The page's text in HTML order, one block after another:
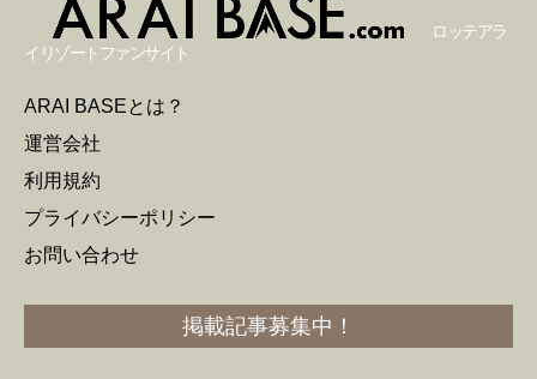
ロッテアラ
イリゾートファンサイト
ARAI BASEとは？
運営会社
利用規約
プライバシーポリシー
お問い合わせ
掲載記事募集中！